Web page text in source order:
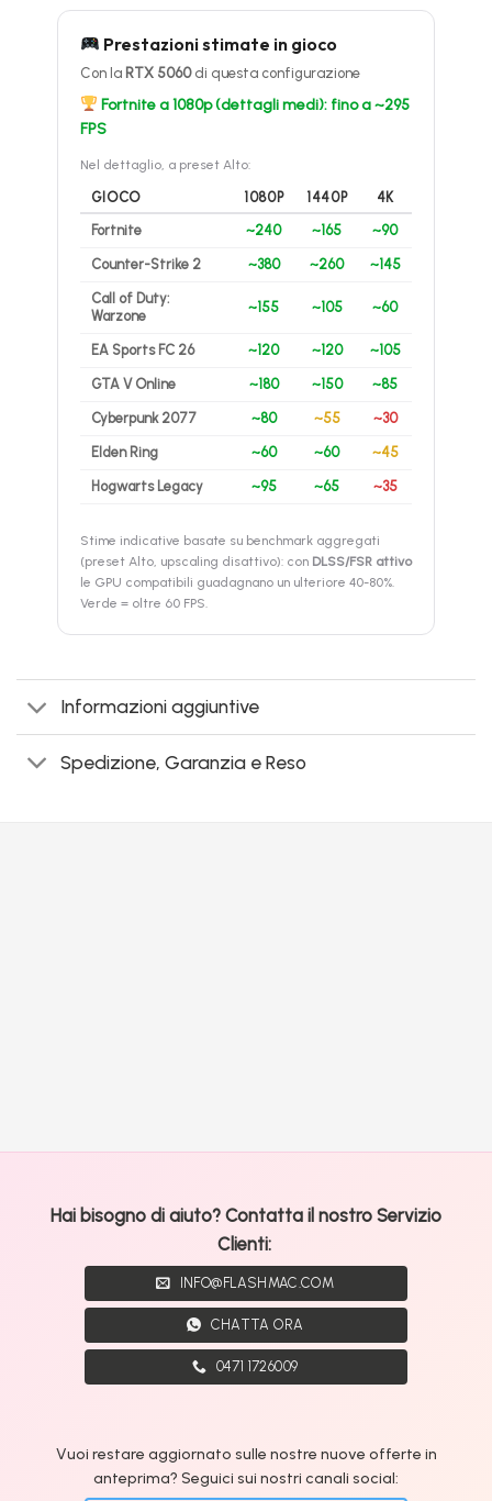
Prestazioni stimate in gioco
Con la RTX 5060di questa configurazione
Fortnite a 1080p (dettagli medi): fino a ~295
FPS
Nel dettaglio, a preset Alto:
GIOCO 1080P 1440P
4K
Fortnite
~240 ~165 ~90
Counter-Strike 2 ~380 ~260 ~145
Call of Duty:
Warzone
~155 ~105 ~60
EA Sports FC 26 ~120 ~120 ~105
GTA V Online ~180 ~150 ~85
Cyberpunk 2077 ~80 ~55 ~30
Elden Ring ~60 ~60 ~45
Hogwarts Legacy ~95 ~65 ~35
Stime indicative basate su benchmark aggregati
(preset Alto, upscaling disattivo): con DLSS/FSR attivo
le GPU compatibili guadagnano un ulteriore 40-80%.
Verde = oltre 60 FPS.
Informazioni aggiuntive
Spedizione, Garanzia e Reso
Hai bisogno di aiuto? Contatta il nostro Servizio
Clienti:
INFO@FLASHMAC.COM
CHATTA ORA
0471 1726009
Vuoi restare aggiornato sulle nostre nuove offerte in
anteprima? Seguici sui nostri canali social: